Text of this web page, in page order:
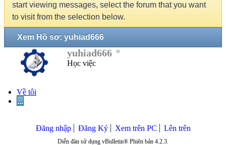
start viewing messages, select the forum that you want
to visit from the selection below.
Xem Hồ sơ: yuhiad666
yuhiad666
Học việc
Về tôi
...
Đăng nhập Đăng Ký Xem trên PC Lên trên
Diễn đàn sử dụng vBulletin® Phiên bản 4.2.3.